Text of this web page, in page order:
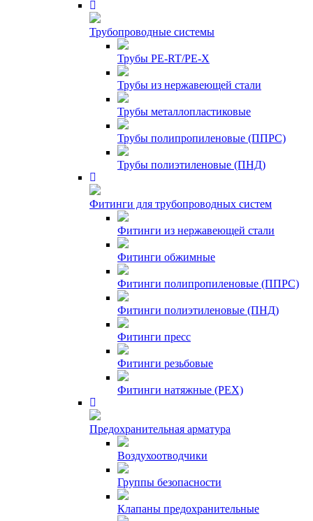
Трубопроводные системы
Трубы PE-RT/PE-X
Трубы из нержавеющей стали
Трубы металлопластиковые
Трубы полипропиленовые (ППРС)
Трубы полиэтиленовые (ПНД)
Фитинги для трубопроводных систем
Фитинги из нержавеющей стали
Фитинги обжимные
Фитинги полипропиленовые (ППРС)
Фитинги полиэтиленовые (ПНД)
Фитинги пресс
Фитинги резьбовые
Фитинги натяжные (PEX)
Предохранительная арматура
Воздухоотводчики
Группы безопасности
Клапаны предохранительные